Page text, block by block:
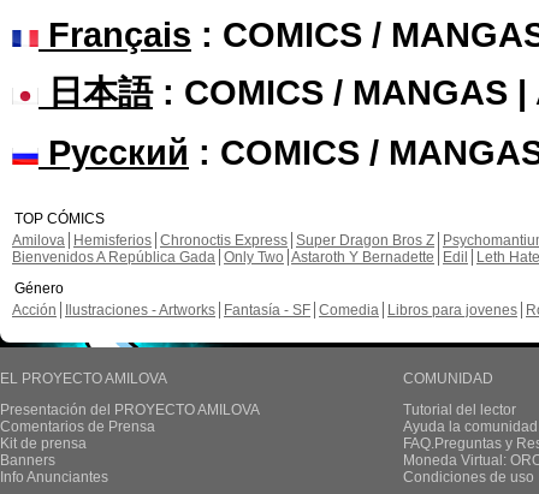
Français : COMICS /
日本語: COMICS / MANGAS |
Русский : COMICS /
TOP CÓMICS
Amilova
Hemisferios Chronoctis Express Super Dragon Bros Z
Bienvenidos A República Gada Only Two Astaroth Y Bernadette Edil
Leth Hate
Género
Acción
Ilustraciones - Artworks Fantasía - SF Comedia Libros para jovenes
EL PROYECTO AMILOVA
Presentación del PROYECTO AMILOVA
Comentarios de Prensa
Kit de prensa
Banners
Info Anunciantes
COMUNIDAD
Tutorial del lector
Ayuda la
FAQ.Preguntas y
Moneda Virtual:
Condiciones de uso